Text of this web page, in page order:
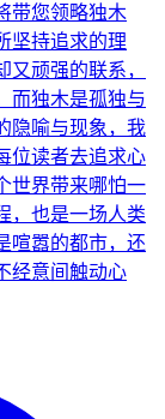
带您领略独木
坚持追求的理
顽强的联系，
而独木是孤独与
隐喻与现象，我
位读者去追求心
世界带来哪怕一
，也是一场人类
喧嚣的都市，还
经意间触动心